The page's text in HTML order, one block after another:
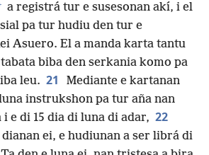
a registrá tur e susesonan akí, i el
pa tur hudiu den tur e
Asuero. El a manda karta tantu
biba den serkania komo pa
leu. 21
Mediante e kartanan
instrukshon pa tur aña nan
i e di 15 dia di luna di adar, 22
ei, e hudiunan a ser librá di